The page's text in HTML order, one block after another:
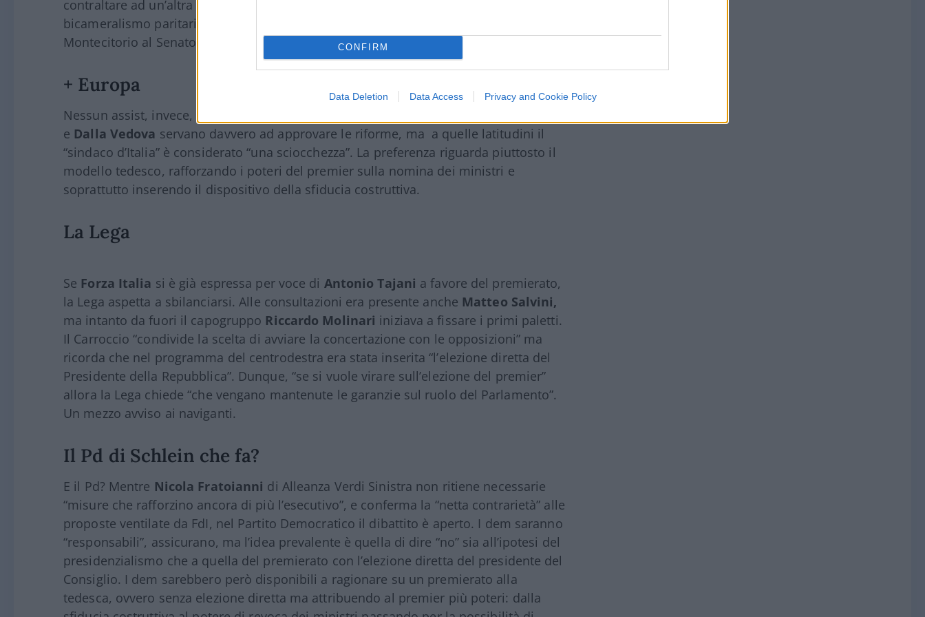
CONFIRM
Data Deletion Data Access Privacy and Cookie Policy
contraltare ad un’altra richiesta del
bicameralismo paritario che eviti alle leggi di andare avanti e indietro da
Montecitorio al Senato.
+ Europa
Nessun assist, invece, dalle parti di +Europa. Non che i numeri del partitino di
e Dalla Vedova servano davvero ad approvare le riforme, ma a quelle latitudini il
“sindaco d’Italia” è considerato “una sciocchezza”. La preferenza riguarda piuttosto il
modello tedesco, rafforzando i poteri del premier sulla nomina dei ministri e
soprattutto inserendo il dispositivo della sfiducia costruttiva.
La Lega
Se Forza Italia si è già espressa per voce di Antonio Tajani a favore del premierato,
la Lega aspetta a sbilanciarsi. Alle consultazioni era presente anche Matteo Salvini,
ma intanto da fuori il capogruppo Riccardo Molinari iniziava a fissare i primi paletti.
Il Carroccio “condivide la scelta di avviare la concertazione con le opposizioni” ma
ricorda che nel programma del centrodestra era stata inserita “l’elezione diretta del
Presidente della Repubblica”. Dunque, “se si vuole virare sull’elezione del premier”
allora la Lega chiede “che vengano mantenute le garanzie sul ruolo del Parlamento”.
Un mezzo avviso ai naviganti.
Il Pd di Schlein che fa?
E il Pd? Mentre Nicola Fratoianni di Alleanza Verdi Sinistra non ritiene necessarie
“misure che rafforzino ancora di più l’esecutivo”, e conferma la “netta contrarietà” alle
proposte ventilate da FdI, nel Partito Democratico il dibattito è aperto. I dem saranno
“responsabili”, assicurano, ma l’idea prevalente è quella di dire “no” sia all’ipotesi del
presidenzialismo che a quella del premierato con l’elezione diretta del presidente del
Consiglio. I dem sarebbero però disponibili a ragionare su un premierato alla
tedesca, ovvero senza elezione diretta ma attribuendo al premier più poteri: dalla